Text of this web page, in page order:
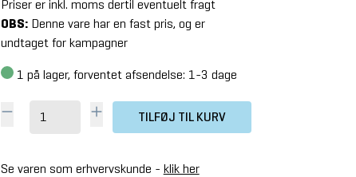
Priser er inkl. moms dertil eventuelt fragt
OBS:Denne vare har en fast pris, og er
undtaget for kampagner
1 på lager, forventet afsendelse: 1-3 dage
TILFØJ TIL KURV
Se varen som erhvervskunde - klik her